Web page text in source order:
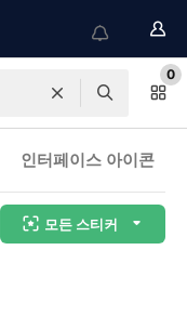
0
인터페이스 아이콘
모든 스티커